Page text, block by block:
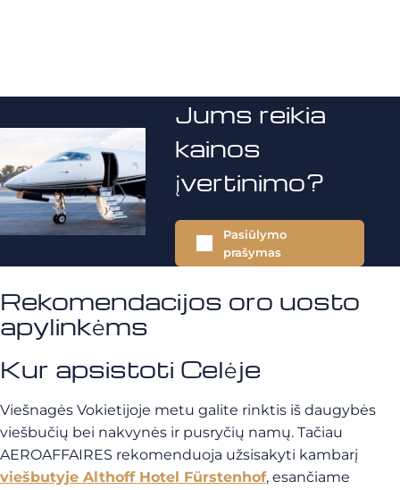
Jums reikia
kainos
įvertinimo?
Pasiūlymo
prašymas
Rekomendacijos oro uosto
apylinkėms
Kur apsistoti Celėje
Viešnagės Vokietijoje metu galite rinktis iš daugybės
viešbučių bei nakvynės ir pusryčių namų. Tačiau
AEROAFFAIRES rekomenduoja užsisakyti kambarį
viešbutyje Althoff Hotel Fürstenhof, esančiame